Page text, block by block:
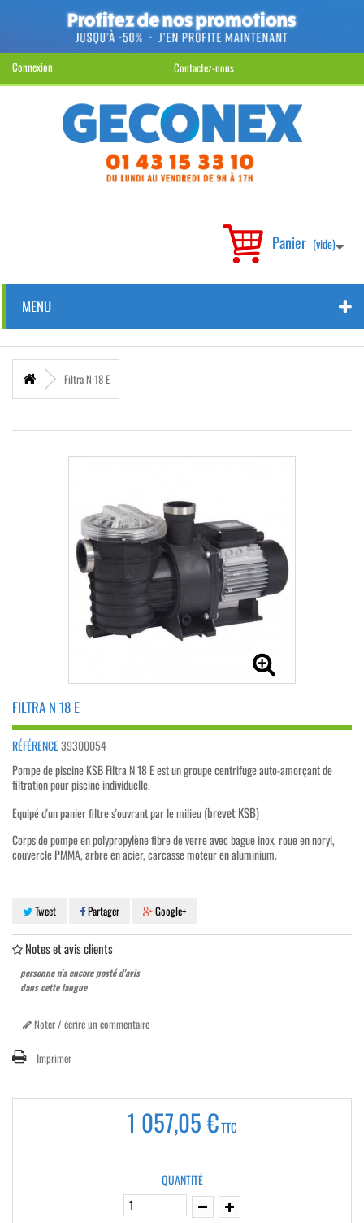
Connexion Contactez-nous
Panier (vide)
MENU
Filtra N 18 E
FILTRA N 18 E
RÉFÉRENCE39300054
Pompe de piscine KSB Filtra N 18 E est un groupe centrifuge auto-amorçant de
filtration pour piscine individuelle.
Equipé d'un panier filtre s'ouvrant par le milieu(brevet KSB)
Corps de pompe en polypropylène fibre de verre avec bague inox, roue en noryl,
couvercle PMMA, arbre en acier, carcasse moteur en aluminium.
Tweet Partager Google+
Notes et avis clients
personne n'a encore posté d'avis
dans cette langue
Noter / écrire un commentaire
Imprimer
1 057,05 €TTC
QUANTITÉ